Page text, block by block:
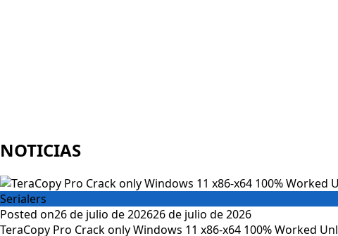
NOTICIAS
Serialers
Posted on26 de julio de 202626 de julio de 2026
TeraCopy Pro Crack only Windows 11 x86-x64 100% Worked